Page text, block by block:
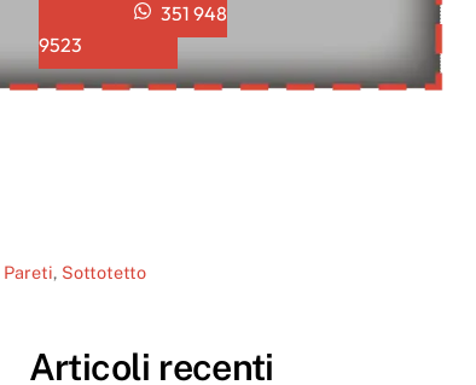
351 948
9523
Pareti, Sottotetto
Articoli recenti